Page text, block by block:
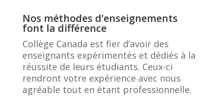
Nos méthodes d’enseignements
font la différence
Collège Canada est fier d’avoir des
enseignants expérimentés et dédiés à la
réussite de leurs étudiants. Ceux-ci
rendront votre expérience avec nous
agréable tout en étant professionnelle.